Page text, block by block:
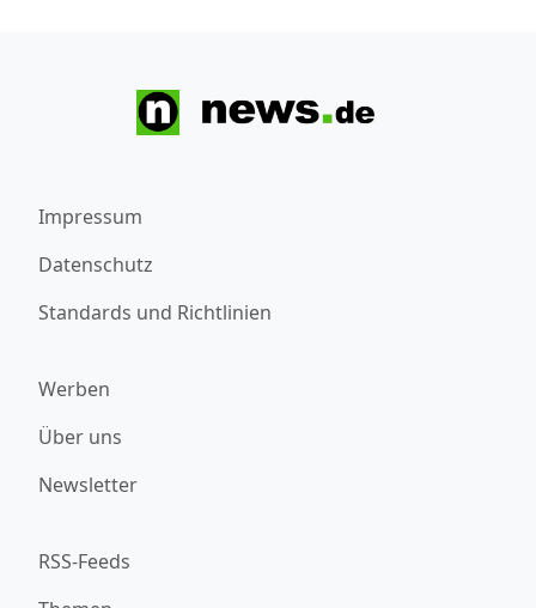
Impressum
Datenschutz
Standards und Richtlinien
Werben
Über uns
Newsletter
RSS-Feeds